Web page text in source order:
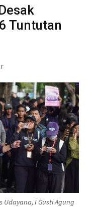
Tuntutan
Udayana, I Gusti Agung